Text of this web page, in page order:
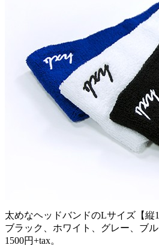
太めなヘッドバンドのLサイズ【縦
ブラック、ホワイト、グレー、ブル
1500円+tax。